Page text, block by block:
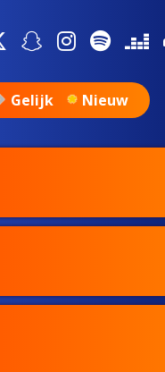
Gelijk Nieuw